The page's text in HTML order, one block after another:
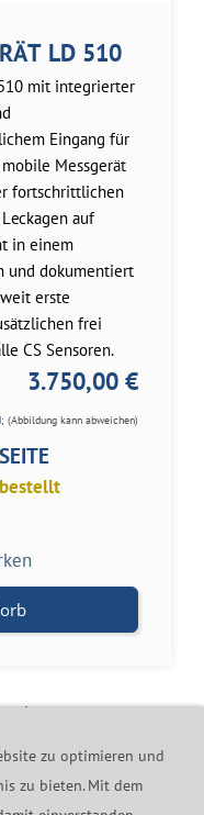
LD 510
mit integrierter
Eingang für
Messgerät
fortschrittlichen
auf
in einem
und dokumentiert
erste
frei
CS Sensoren.
3.750,00 €
; (Abbildung kann abweichen)
zu optimieren und
zu bieten. Mit dem